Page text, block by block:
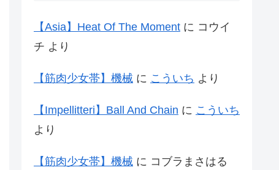
【Asia】Heat Of The Moment に コウイ
チ より
【筋肉少女帯】機械 に こういち より
【Impellitteri】Ball And Chain に こういち
より
【筋肉少女帯】機械 に コブラまさはる